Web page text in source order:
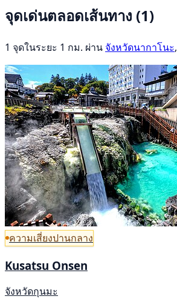
จุดเด่นตลอดเส้นทาง (1)
1 จุดในระยะ 1 กม. ผ่าน จังหวัดนากาโนะ,
ความเสี่ยงปานกลาง
Kusatsu Onsen
จังหวัดกุนมะ